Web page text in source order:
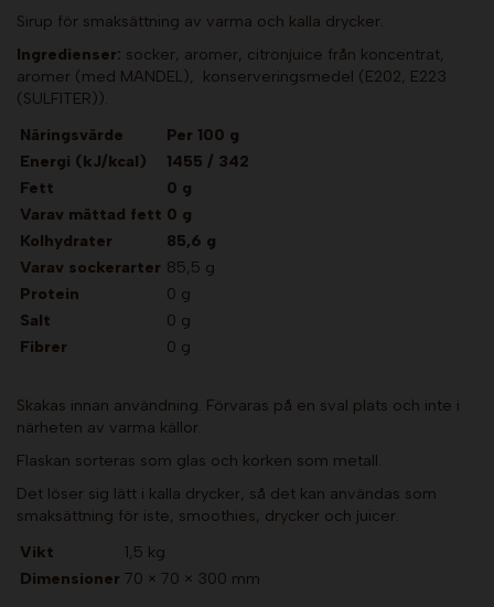
Sirup för smaksättning av varma och kalla drycker.
Ingredienser: socker, aromer, citronjuice från koncentrat,
aromer (med MANDEL), konserveringsmedel (E202, E223
(SULFITER)).
Näringsvärde
Per 100 g
Energi (kJ/kcal)
1455 / 342
Fett
0 g
Varav mättad fett 0 g
Kolhydrater
85,6 g
Varav sockerarter 85,5 g
Protein
0 g
Salt
0 g
Fibrer
0 g
Skakas innan användning. Förvaras på en sval plats och inte i
närheten av varma källor.
Flaskan sorteras som glas och korken som metall.
Det löser sig lätt i kalla drycker, så det kan användas som
smaksättning för iste, smoothies, drycker och juicer.
Vikt
1,5 kg
Dimensioner 70 × 70 × 300 mm